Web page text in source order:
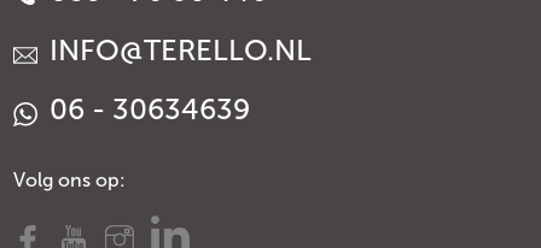
INFO@TERELLO.NL
06 - 30634639
Volg ons op: